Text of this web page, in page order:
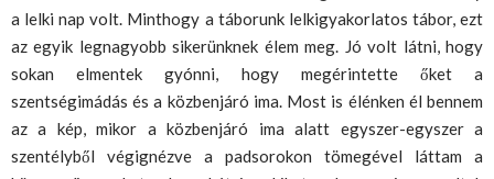
a lelki nap volt. Minthogy a táborunk lelkigyakorlatos tábor, ezt
az egyik legnagyobb sikerünknek élem meg. Jó volt látni, hogy
sokan elmentek gyónni, hogy megérintette őket a
szentségimádás és a közbenjáró ima. Most is élénken él bennem
az a kép, mikor a közbenjáró ima alatt egyszer-egyszer a
szentélyből végignézve a padsorokon tömegével láttam a